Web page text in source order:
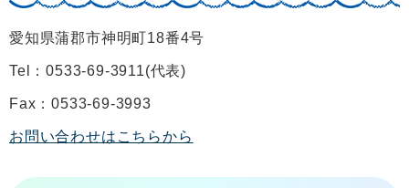
愛知県蒲郡市神明町18番4号
Tel：0533-69-3911 代表
Fax：0533-69-3993
お問い合わせはこちらから